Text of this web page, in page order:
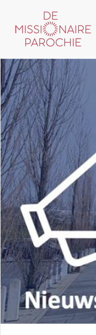
naar
inhoud
gaan